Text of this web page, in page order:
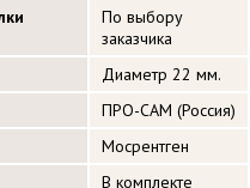
По выбору
заказчика
Диаметр 22 мм.
ПРО-САМ (Россия)
Мосрентген
В комплекте